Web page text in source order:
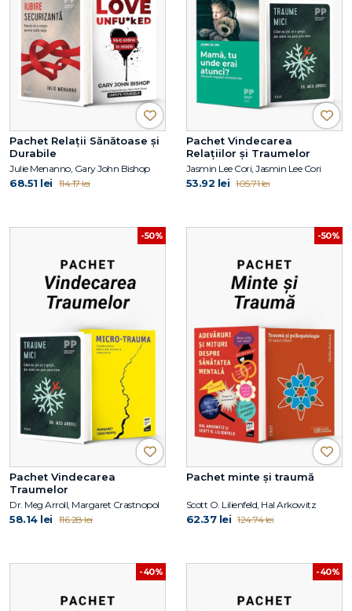
Pachet Relații Sănătoase și
Durabile
Julie Menanno, Gary John Bishop
68.51 lei 114.17 lei
Pachet Vindecarea
Relațiilor și Traumelor
Jasmin Lee Cori, Jasmin Lee Cori
53.92 lei 105.71 lei
-50%
Pachet Vindecarea
Traumelor
Dr. Meg Arroll, Margaret Crastnopol
58.14 lei 116.28 lei
-50%
Pachet minte și traumă
Scott O. Lilienfeld, Hal Arkowitz
62.37 lei 124.74 lei
-40% -40%